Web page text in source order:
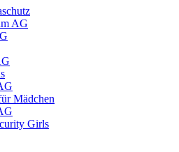
AG
Mädchen
Girls